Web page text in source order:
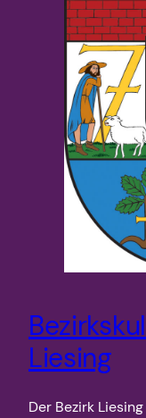
Liesing
Der Bezirk